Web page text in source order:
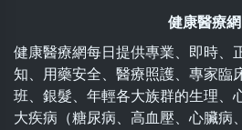
健康醫療網
健康醫療網每日提供專業、即時、
知、用藥安全、醫療照護、專家臨
班、銀髮、年輕各大族群的生理、
大疾病（糖尿病、高血壓、心臟病